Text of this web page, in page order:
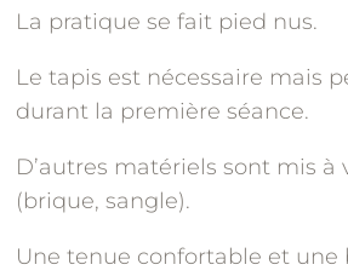
La pratique se fait pied nus.
Le tapis est nécessaire mais
durant la première séance.
D’autres matériels sont mis à
(brique, sangle).
Une tenue confortable et une